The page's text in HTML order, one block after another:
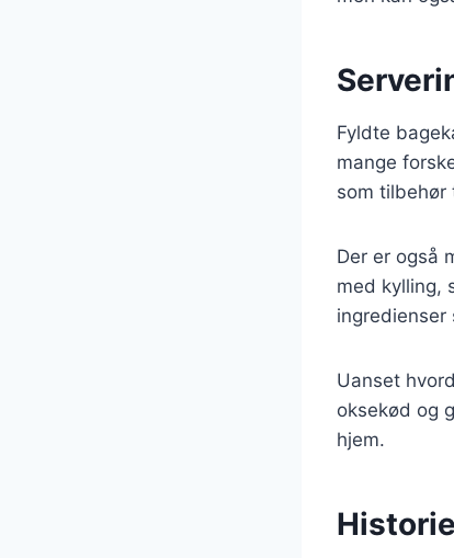
Fyldte
mange
som tilbehør
Der er også
med kylling,
ingredienser
Uanset
oksekød og
hjem.